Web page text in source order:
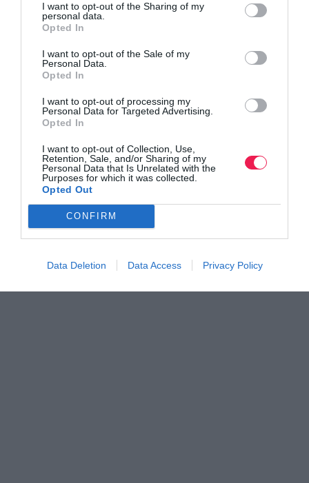
I want to opt-out of the Sharing of my
personal data.
Opted In
I want to opt-out of the Sale of my
Personal Data.
Opted In
I want to opt-out of processing my
Personal Data for Targeted Advertising.
Opted In
I want to opt-out of Collection, Use,
Retention, Sale, and/or Sharing of my
Personal Data that Is Unrelated with the
Purposes for which it was collected.
Opted Out
CONFIRM
Data Deletion Data Access Privacy Policy
Άνοιγμα εγγραφών για το 12th Lycabettus Run
Δείτε περισσότερα